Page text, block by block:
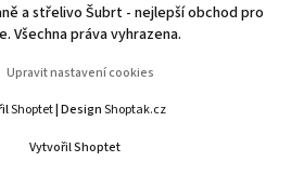
Vytvořil Shoptet
a střelivo Šubrt - nejlepší obchod pro
. Všechna práva vyhrazena.
Upravit nastavení cookies
Shoptet| DesignShoptak.cz